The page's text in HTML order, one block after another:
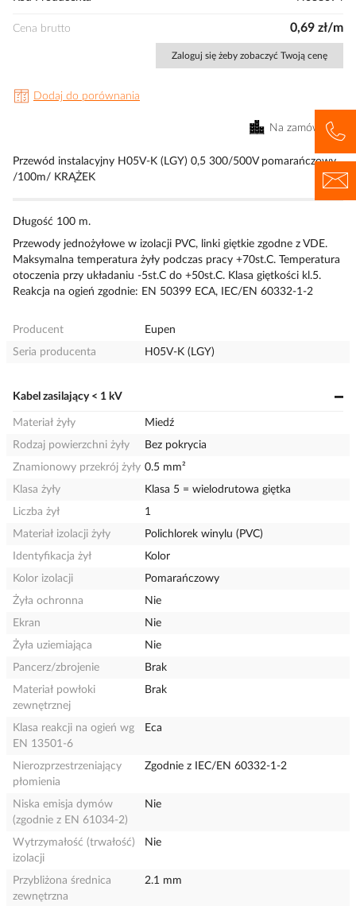
Cena brutto 0,69 zł/m
Zaloguj się żeby zobaczyć Twoją cenę
Dodaj do porównania
Na zamówienie
Przewód instalacyjny H05V-K (LGY) 0,5 300/500V pomarańczowy
/100m/ KRĄŻEK
Długość 100 m.
Przewody jednożyłowe w izolacji PVC, linki giętkie zgodne z VDE.
Maksymalna temperatura żyły podczas pracy +70st.C. Temperatura
otoczenia przy układaniu -5st.C do +50st.C. Klasa giętkości kl.5.
Reakcja na ogień zgodnie: EN 50399 ECA, IEC/EN 60332-1-2
Producent
Eupen
Seria producenta
H05V-K (LGY)
Kabel zasilający < 1 kV
Materiał żyły
Miedź
Rodzaj powierzchni żyły
Bez pokrycia
Znamionowy przekrój żyły 0.5 mm²
Klasa żyły
Klasa 5 = wielodrutowa giętka
Liczba żył
1
Materiał izolacji żyły
Polichlorek winylu (PVC)
Identyfikacja żył
Kolor
Kolor izolacji
Pomarańczowy
Żyła ochronna
Nie
Ekran
Nie
Żyła uziemiająca
Nie
Pancerz/zbrojenie
Brak
Materiał powłoki
zewnętrznej
Brak
Klasa reakcji na ogień wg
EN 13501-6
Eca
Nierozprzestrzeniający
płomienia
Zgodnie z IEC/EN 60332-1-2
Niska emisja dymów
(zgodnie z EN 61034-2)
Nie
Wytrzymałość (trwałość)
izolacji
Nie
Przybliżona średnica
zewnętrzna
2.1 mm